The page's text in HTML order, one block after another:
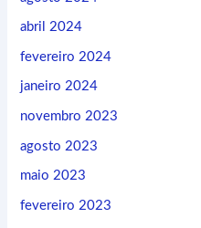
abril 2024
fevereiro 2024
janeiro 2024
novembro 2023
agosto 2023
maio 2023
fevereiro 2023